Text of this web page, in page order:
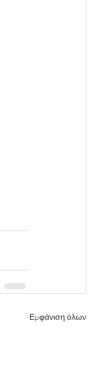
Εμφάνιση όλων